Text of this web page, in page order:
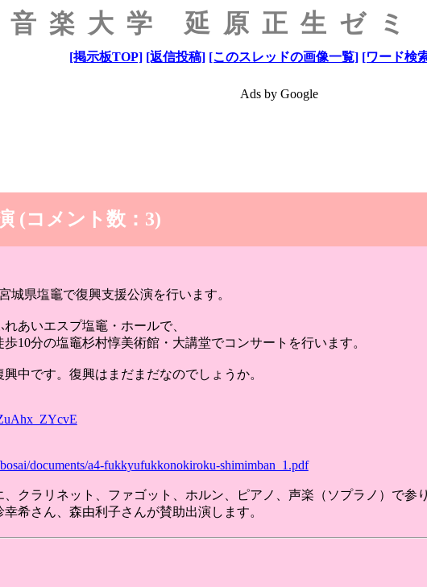
音楽大学 延原正生ゼミ
[掲示板TOP] [返信投稿] [このスレッドの画像一覧] [ワード検
Ads by Google
(コメント数：3)
城県塩竈で復興支援公演を行います。
あいエスプ塩竈・ホールで、
10分の塩竈杉村惇美術館・大講堂でコンサートを行います。
中です。復興はまだまだなのでしょうか。
documents/a4-fukkyufukkonokiroku-shimimban_1.pdf
クラリネット、ファゴット、ホルン、ピアノ、声楽（ソプラノ）で参り
希さん、森由利子さんが賛助出演します。